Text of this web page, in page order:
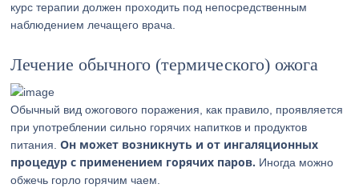
курс терапии должен проходить под непосредственным
наблюдением лечащего врача.
Лечение обычного (термического) ожога
Обычный вид ожогового поражения, как правило, проявляется
при употреблении сильно горячих напитков и продуктов
питания.Он может возникнуть и от ингаляционных
процедур с применением горячих паров. Иногда можно
обжечь горло горячим чаем.